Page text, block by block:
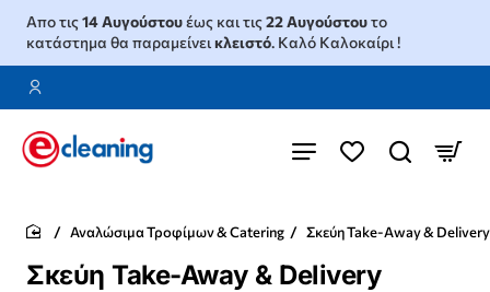
Απο τις14 Αυγούστουέως και τις22 Αυγούστουτο
κατάστημα θα παραμείνεικλειστό. Καλό Καλοκαίρι !
Σκεύη Take-Away & Delivery
Αναλώσιμα Τροφίμων & Catering Σκεύη Take-Away & Delivery